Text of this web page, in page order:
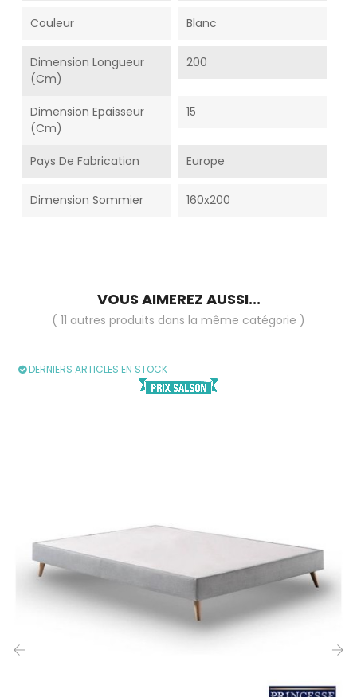
Couleur Blanc
Dimension Longueur
(cm)
200
Dimension Epaisseur
(cm)
15
Pays De Fabrication Europe
Dimension Sommier 160x200
VOUS AIMEREZ AUSSI...
( 11 autres produits dans la même catégorie )
DERNIERS ARTICLES EN STOCK